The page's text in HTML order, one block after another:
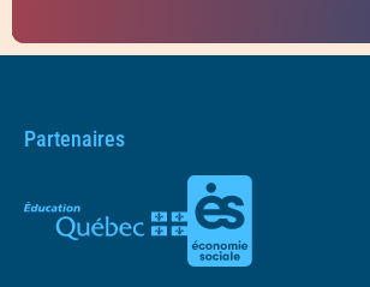
Partenaires